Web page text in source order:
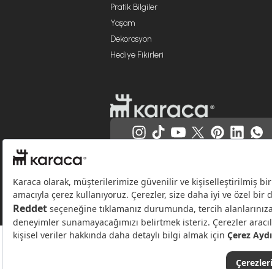
Pratik Bilgiler
Yaşam
Dekorasyon
Hediye Fikirleri